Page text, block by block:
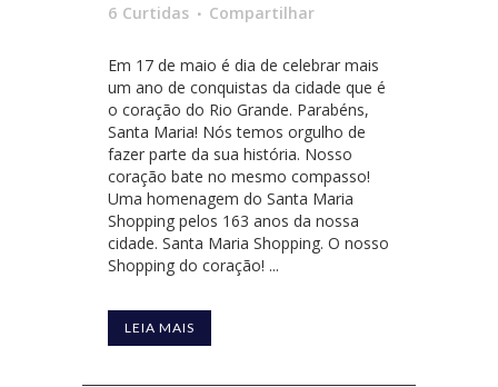
6 Curtidas Compartilhar
Em 17 de maio é dia de celebrar mais
um ano de conquistas da cidade que é
o coração do Rio Grande. Parabéns,
Santa Maria! Nós temos orgulho de
fazer parte da sua história. Nosso
coração bate no mesmo compasso!
Uma homenagem do Santa Maria
Shopping pelos 163 anos da nossa
cidade. Santa Maria Shopping. O nosso
Shopping do coração! ...
LEIA MAIS